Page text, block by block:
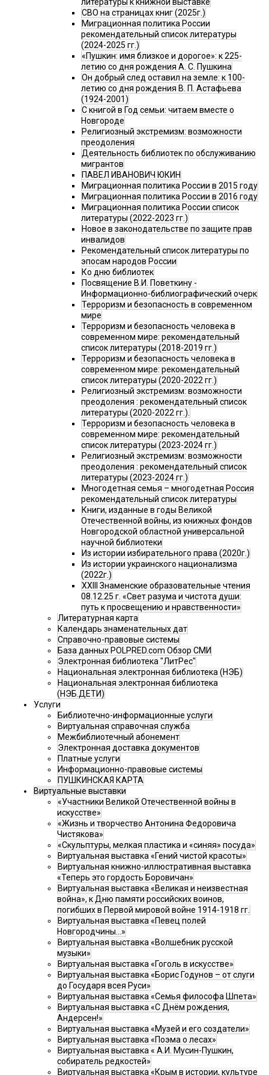
литературы к книжной выставке
СВО на страницах книг (2025г.)
Миграционная политика России
рекомендательный список литературы
(2024-2025 гг.)
«Пушкин: имя близкое и дорогое»: к 225-
летию со дня рождения А. С. Пушкина
Он добрый след оставил на земле: к 100-
летию со дня рождения В. П. Астафьева
(1924-2001)
С книгой в Год семьи: читаем вместе о
Новгороде
Религиозный экстремизм: возможности
преодоления
Деятельность библиотек по обслуживанию
мигрантов
ПАВЕЛ ИВАНОВИЧ ЮКИН
Миграционная политика России в 2015 году
Миграционная политика России в 2016 году
Миграционная политика России список
литературы (2022-2023 гг.)
Новое в законодательстве по защите прав
инвалидов
Рекомендательный список литературы по
эпосам народов России
Ко дню библиотек
Посвящение В.И. Поветкину -
Информационно-библиографический очерк
Терроризм и безопасность в современном
мире
Терроризм и безопасность человека в
современном мире: рекомендательный
список литературы (2018-2019 гг.)
Терроризм и безопасность человека в
современном мире: рекомендательный
список литературы (2020-2022 гг.)
Религиозный экстремизм: возможности
преодоления : рекомендательный список
литературы (2020-2022 гг.).
Терроризм и безопасность человека в
современном мире: рекомендательный
список литературы (2023-2024 гг.)
Религиозный экстремизм: возможности
преодоления : рекомендательный список
литературы (2023-2024 гг.)
Многодетная семья – многодетная Россия
рекомендательный список литературы
Книги, изданные в годы Великой
Отечественной войны, из книжных фондов
Новгородской областной универсальной
научной библиотеки
Из истории избирательного права (2020г.)
Из истории украинского национализма
(2022г.)
XXIII Знаменские образовательные чтения
08.12.25 г. «Свет разума и чистота души:
путь к просвещению и нравственности»
Литературная карта
Календарь знаменательных дат
Справочно-правовые системы
База данных POLPRED.com Обзор СМИ
Электронная библиотека "ЛитРес"
Национальная электронная библиотека (НЭБ)
Национальная электронная библиотека
(НЭБ.ДЕТИ)
Услуги
Библиотечно-информационные услуги
Виртуальная справочная служба
Межбиблиотечный абонемент
Электронная доставка документов
Платные услуги
Информационно-правовые системы
ПУШКИНСКАЯ КАРТА
Виртуальные выставки
«Участники Великой Отечественной войны в
искусстве»
«Жизнь и творчество Антонина Федоровича
Чистякова»
«Скульптуры, мелкая пластика и «синяя» посуда»
Виртуальная выставка «Гений чистой красоты»
Виртуальная книжно-иллюстративная выставка
«Теперь это гордость Боровичан»
Виртуальная выставка «Великая и неизвестная
война», к Дню памяти российских воинов,
погибших в Первой мировой войне 1914-1918 гг.
Виртуальная выставка «Певец полей
Новгородчины…»
Виртуальная выставка «Волшебник русской
музыки»
Виртуальная выставка «Гоголь в искусстве»
Виртуальная выставка «Борис Годунов – от слуги
до Государя всея Руси»
Виртуальная выставка «Семья философа Шпета»
Виртуальная выставка «С Днём рождения,
Андерсен!»
Виртуальная выставка «Музей и его создатели»
Виртуальная выставка «Поэма о лесах»
Виртуальная выставка « А.И. Мусин-Пушкин,
собиратель редкостей»
Виртуальная выставка «Крым в истории, культуре